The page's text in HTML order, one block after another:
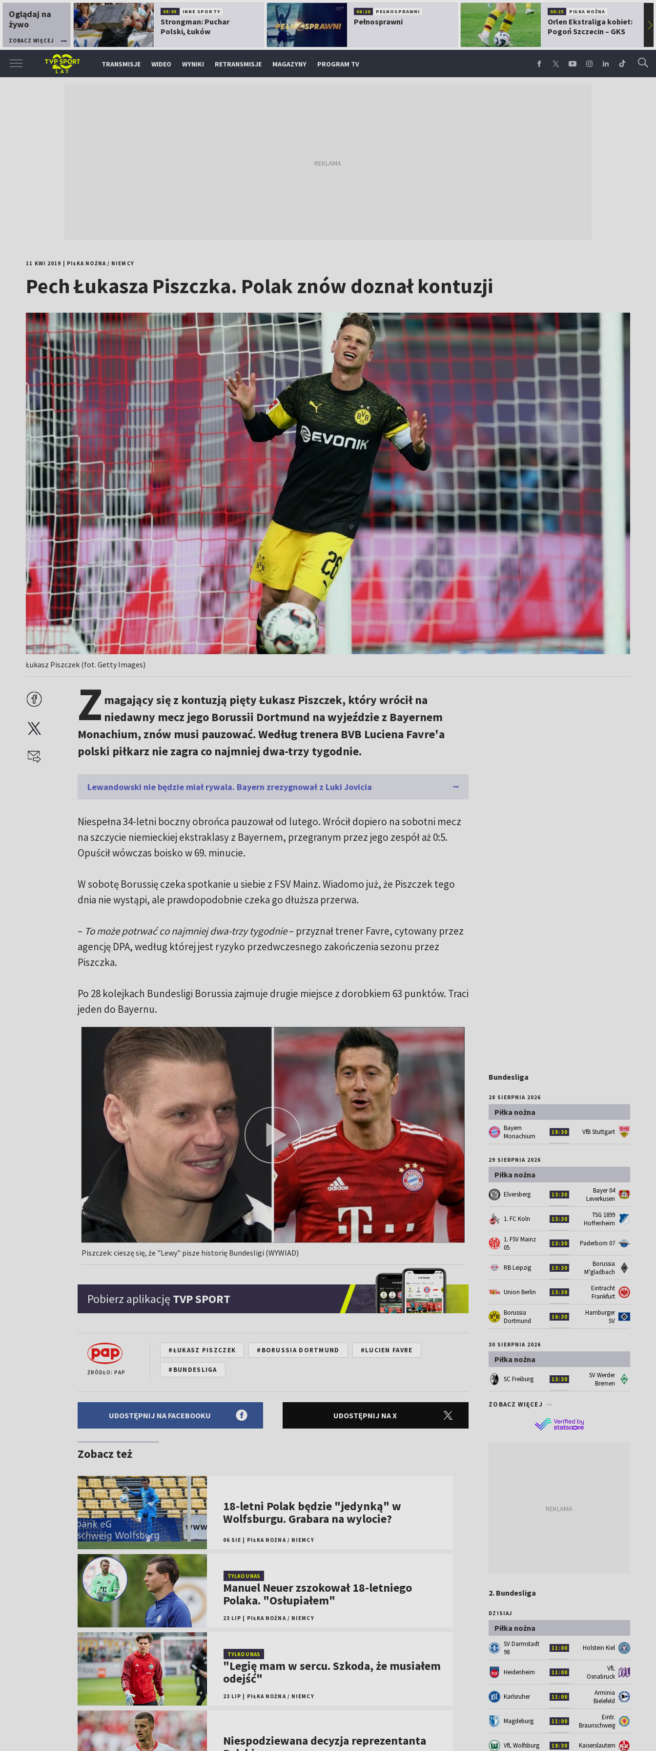
Oglądaj na
żywo
ZOBACZ WIĘCEJ
05:45 INNE SPORTY
Strongman: Puchar
Polski, Łuków
06:20 PEŁNOSPRAWNI
Pełnosprawni
08:25 PIŁKA NOŻNA
Orlen Ekstraliga kobiet:
Pogoń Szczecin – GKS
▶
TRANSMISJE WIDEO WYNIKI RETRANSMISJE MAGAZYNY PROGRAM TV
11 KWI 2019 PIŁKA NOŻNA/ NIEMCY
Pech Łukasza Piszczka. Polak znów doznał kontuzji
Łukasz Piszczek (fot. Getty Images)
Z magający się z kontuzją pięty Łukasz Piszczek, który wrócił na
niedawny mecz jego Borussii Dortmund na wyjeździe z Bayernem
Monachium, znów musi pauzować. Według trenera BVB Luciena Favre'a
polski piłkarz nie zagra co najmniej dwa-trzy tygodnie.
Lewandowski nie będzie miał rywala. Bayern zrezygnował z Luki Jovicia
Niespełna 34-letni boczny obrońca pauzował od lutego. Wrócił dopiero na sobotni mecz
na szczycie niemieckiej ekstraklasy z Bayernem, przegranym przez jego zespół aż 0:5.
Opuścił wówczas boisko w 69. minucie.
W sobotę Borussię czeka spotkanie u siebie z FSV Mainz. Wiadomo już, że Piszczek tego
dnia nie wystąpi, ale prawdopodobnie czeka go dłuższa przerwa.
– To może potrwać co najmniej dwa-trzy tygodnie– przyznał trener Favre, cytowany przez
agencję DPA, według której jest ryzyko przedwczesnego zakończenia sezonu przez
Piszczka.
Po 28 kolejkach Bundesligi Borussia zajmuje drugie miejsce z dorobkiem 63 punktów. Traci
jeden do Bayernu.
Piszczek: cieszę się, że "Lewy" pisze historię Bundesligi (WYWIAD)
Pobierz aplikację TVP SPORT
ŹRÓDŁO: PAP
#ŁUKASZ PISZCZEK #BORUSSIA DORTMUND #LUCIEN FAVRE
#BUNDESLIGA
UDOSTĘPNIJ NA FACEBOOKU UDOSTĘPNIJ NA X
Zobacz też
18-letni Polak będzie "jedynką" w
Wolfsburgu. Grabara na wylocie?
06 SIE PIŁKA NOŻNA / NIEMCY
TYLKO U NAS
Manuel Neuer zszokował 18-letniego
Polaka. "Osłupiałem"
23 LIP PIŁKA NOŻNA / NIEMCY
TYLKO U NAS
"Legię mam w sercu. Szkoda, że musiałem
odejść"
23 LIP PIŁKA NOŻNA / NIEMCY
Niespodziewana decyzja reprezentanta
Bundesliga
28 SIERPNIA 2026
Piłka nożna
Bayern
Monachium
18:30 VfB Stuttgart
29 SIERPNIA 2026
Piłka nożna
Elversberg 13:30
Bayer 04
Leverkusen
1. FC Koln 13:30
TSG 1899
Hoffenheim
1. FSV Mainz
05
13:30 Paderborn 07
RB Leipzig 13:30
Borussia
M'gladbach
Union Berlin 13:30
Eintracht
Frankfurt
Borussia
Dortmund
16:30
Hamburger
SV
30 SIERPNIA 2026
Piłka nożna
SC Freiburg 13:30
SV Werder
Bremen
ZOBACZ WIĘCEJ
2. Bundesliga
DZISIAJ
Piłka nożna
SV Darmstadt
98
11:00 Holstein Kiel
Heidenheim 11:00
VfL
Osnabruck
Karlsruher 11:00
Arminia
Bielefeld
Magdeburg 11:00
Eintr.
Braunschweig
VfL Wolfsburg 18:30 Kaiserslautern